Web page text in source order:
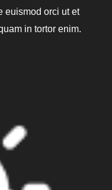
euismod orci ut et
in tortor enim.